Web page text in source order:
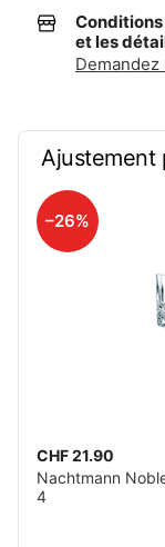
et les
Ajustement
–26%
CHF 21.90
Nachtmann
4